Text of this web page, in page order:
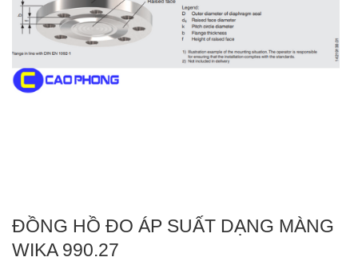
ĐỒNG HỒ ĐO ÁP SUẤT DẠNG MÀNG
WIKA 990.27